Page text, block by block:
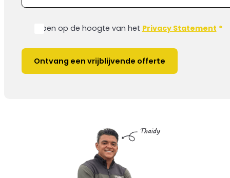
Ik ben op de hoogte van het Privacy Statement *
Ontvang een vrijblijvende offerte